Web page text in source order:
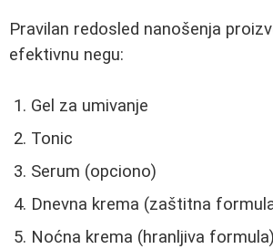
Pravilan redosled nanošenja
efektivnu negu:
Gel za umivanje
Tonic
Serum (opciono)
Dnevna krema (zaštitna
Noćna krema (hranljiva formula)